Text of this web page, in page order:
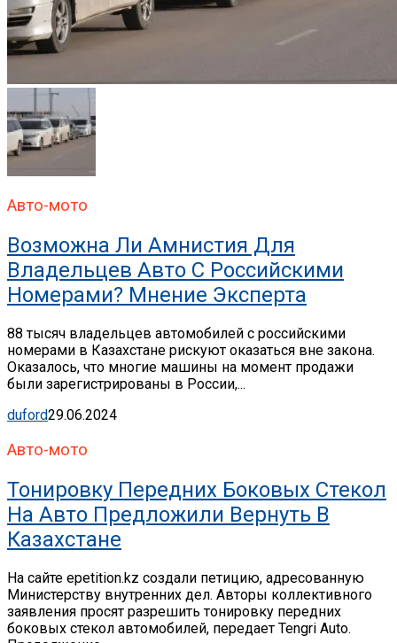
Авто-мото
Возможна Ли Амнистия Для
Владельцев Авто С Российскими
Номерами? Мнение Эксперта
88 тысяч владельцев автомобилей с российскими
номерами в Казахстане рискуют оказаться вне закона.
Оказалось, что многие машины на момент продажи
были зарегистрированы в России,...
duford29.06.2024
Авто-мото
Тонировку Передних Боковых Стекол
На Авто Предложили Вернуть В
Казахстане
На сайте epetition.kz создали петицию, адресованную
Министерству внутренних дел. Авторы коллективного
заявления просят разрешить тонировку передних
боковых стекол автомобилей, передает Tengri Auto.